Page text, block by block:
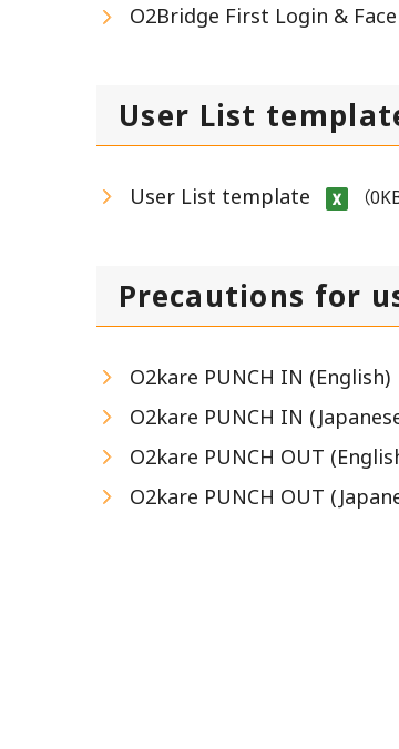
O2Bridge First Login &
User List
User List template （
Precautions for
O2kare PUNCH IN (English)
O2kare PUNCH IN
O2kare PUNCH OUT
O2kare PUNCH OUT